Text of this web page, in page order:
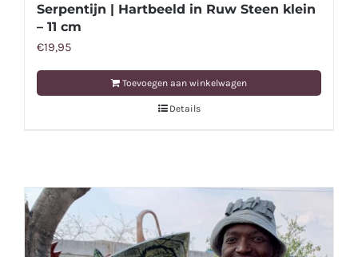
Serpentijn | Hartbeeld in Ruw Steen klein
– 11 cm
€19,95
Toevoegen aan winkelwagen
Details